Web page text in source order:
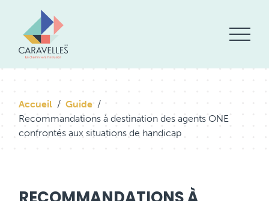
Accueil
Guide
Recommandations à destination des agents ONE
confrontés aux situations de handicap